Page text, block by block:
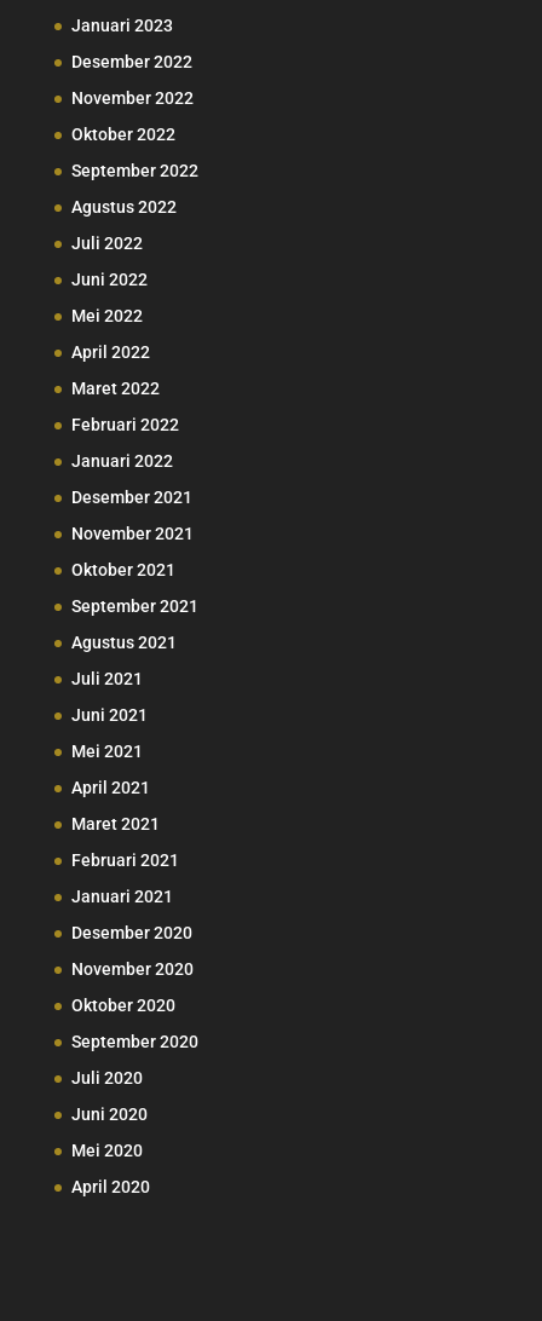
Januari 2023
Desember 2022
November 2022
Oktober 2022
September 2022
Agustus 2022
Juli 2022
Juni 2022
Mei 2022
April 2022
Maret 2022
Februari 2022
Januari 2022
Desember 2021
November 2021
Oktober 2021
September 2021
Agustus 2021
Juli 2021
Juni 2021
Mei 2021
April 2021
Maret 2021
Februari 2021
Januari 2021
Desember 2020
November 2020
Oktober 2020
September 2020
Juli 2020
Juni 2020
Mei 2020
April 2020